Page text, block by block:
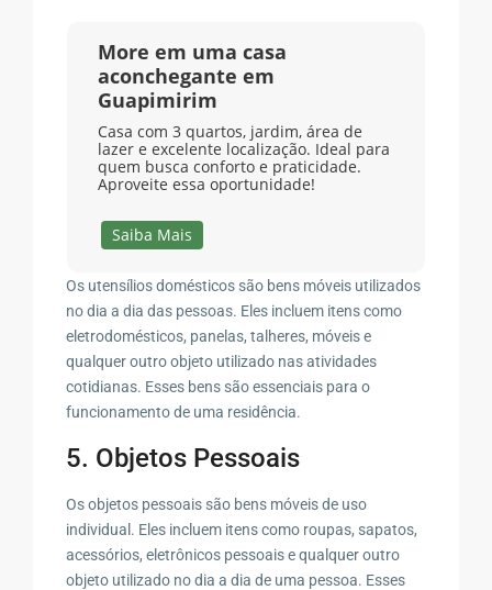
More em uma casa
aconchegante em
Guapimirim
Casa com 3 quartos, jardim, área de
lazer e excelente localização. Ideal para
quem busca conforto e praticidade.
Aproveite essa oportunidade!
Saiba Mais
Os utensílios domésticos são bens móveis utilizados
no dia a dia das pessoas. Eles incluem itens como
eletrodomésticos, panelas, talheres, móveis e
qualquer outro objeto utilizado nas atividades
cotidianas. Esses bens são essenciais para o
funcionamento de uma residência.
5. Objetos Pessoais
Os objetos pessoais são bens móveis de uso
individual. Eles incluem itens como roupas, sapatos,
acessórios, eletrônicos pessoais e qualquer outro
objeto utilizado no dia a dia de uma pessoa. Esses